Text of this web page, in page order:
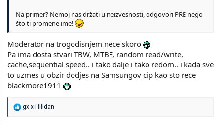
Na primer? Nemoj nas držati u neizvesnosti, odgovori PRE nego
što ti promene ime!
Moderator na trogodisnjem nece skoro
Pa ima dosta stvari TBW, MTBF, random read/write,
cache,sequential speed.. i tako dalje i tako redom.. i kada sve
to uzmes u obzir dodjes na Samsungov cip kao sto rece
blackmore1911
R
gx-x i illidan